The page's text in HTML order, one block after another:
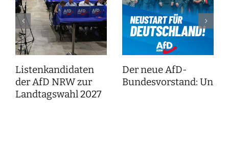
Listenkandidaten
der AfD NRW zur
Landtagswahl 2027
Der neue AfD-
Bundesvorstand: